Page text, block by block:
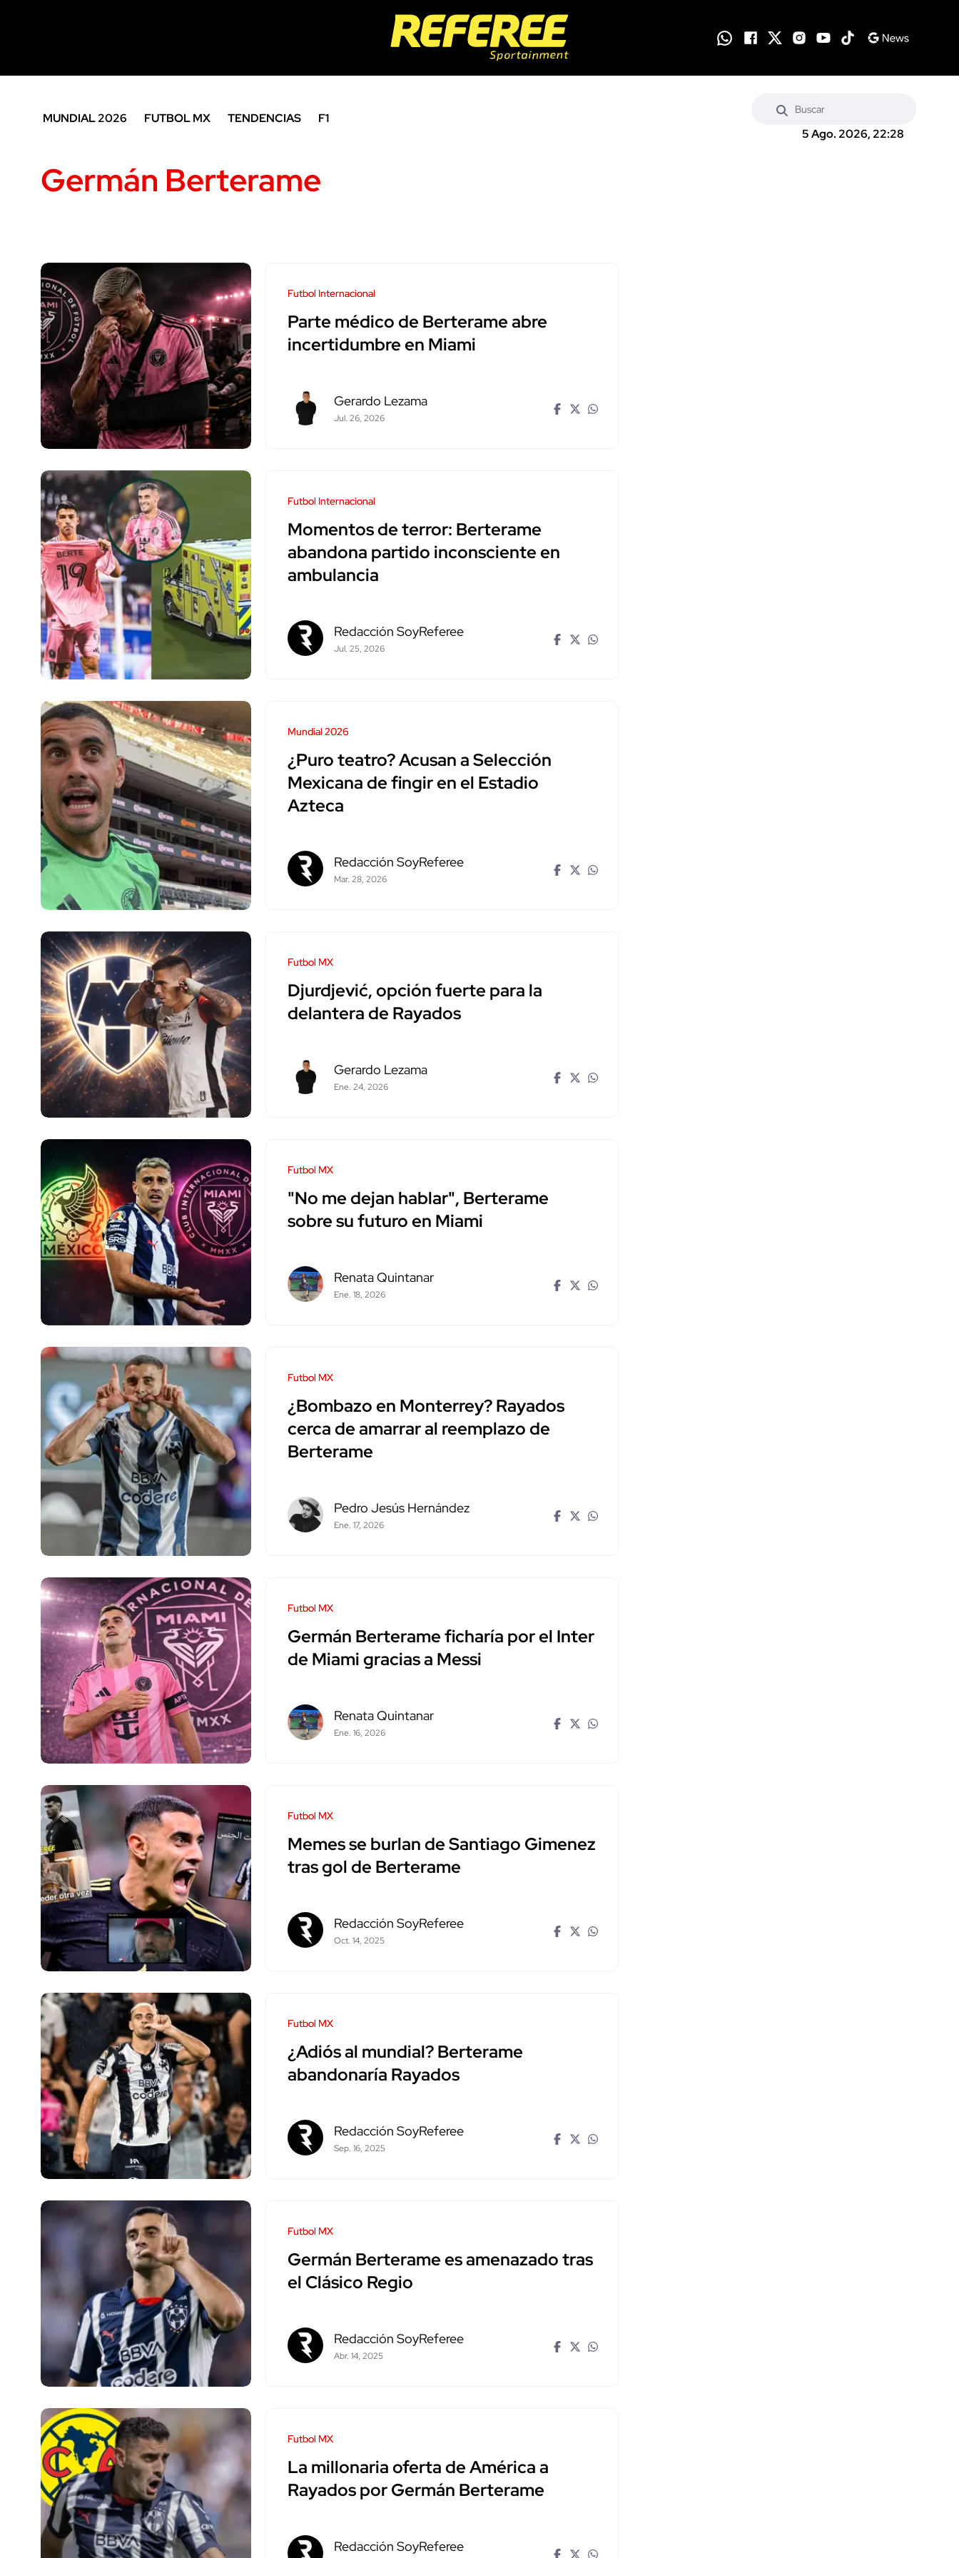
MUNDIAL 2026 FUTBOL MX TENDENCIAS
F1
5 Ago. 2026, 22:28
Germán Berterame
Futbol Internacional
Parte médico de Berterame abre
incertidumbre en Miami
Gerardo Lezama
Jul. 26, 2026
Futbol Internacional
Momentos de terror: Berterame
abandona partido inconsciente en
ambulancia
Redacción SoyReferee
Jul. 25, 2026
Mundial 2026
¿Puro teatro? Acusan a Selección
Mexicana de fingir en el Estadio
Azteca
Redacción SoyReferee
Mar. 28, 2026
Futbol MX
Djurdjević, opción fuerte para la
delantera de Rayados
Gerardo Lezama
Ene. 24, 2026
Futbol MX
"No me dejan hablar", Berterame
sobre su futuro en Miami
Renata Quintanar
Ene. 18, 2026
Futbol MX
¿Bombazo en Monterrey? Rayados
cerca de amarrar al reemplazo de
Berterame
Pedro Jesús Hernández
Ene. 17, 2026
Futbol MX
Germán Berterame ficharía por el Inter
de Miami gracias a Messi
Renata Quintanar
Ene. 16, 2026
Futbol MX
Memes se burlan de Santiago Gimenez
tras gol de Berterame
Redacción SoyReferee
Oct. 14, 2025
Futbol MX
¿Adiós al mundial? Berterame
abandonaría Rayados
Redacción SoyReferee
Sep. 16, 2025
Futbol MX
Germán Berterame es amenazado tras
el Clásico Regio
Redacción SoyReferee
Abr. 14, 2025
Futbol MX
La millonaria oferta de América a
Rayados por Germán Berterame
Redacción SoyReferee